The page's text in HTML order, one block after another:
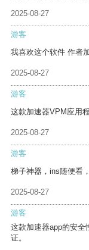
2025-08-27
游客
我喜欢这个软件 作者
2025-08-27
游客
这款加速器VPM应用
2025-08-27
游客
梯子神器，ins随便看
2025-08-27
游客
这款加速器app的安全
证。